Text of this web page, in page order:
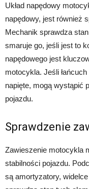
Układ napędowy
napędowy, jest również
Mechanik sprawdza
smaruje go, jeśli jest to
napędowego jest
motocykla. Jeśli
napięte, mogą wystąpić
pojazdu.
Sprawdzenie
Zawieszenie motocykla
stabilności pojazdu.
są amortyzatory,